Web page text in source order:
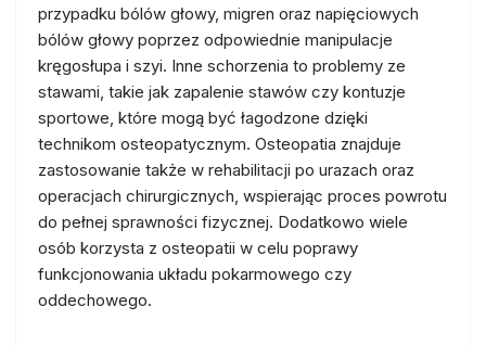
przypadku bólów głowy, migren oraz napięciowych
bólów głowy poprzez odpowiednie manipulacje
kręgosłupa i szyi. Inne schorzenia to problemy ze
stawami, takie jak zapalenie stawów czy kontuzje
sportowe, które mogą być łagodzone dzięki
technikom osteopatycznym. Osteopatia znajduje
zastosowanie także w rehabilitacji po urazach oraz
operacjach chirurgicznych, wspierając proces powrotu
do pełnej sprawności fizycznej. Dodatkowo wiele
osób korzysta z osteopatii w celu poprawy
funkcjonowania układu pokarmowego czy
oddechowego.